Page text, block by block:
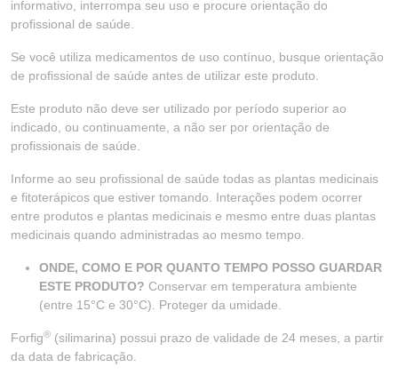
informativo, interrompa seu uso e procure orientação do
profissional de saúde.
Se você utiliza medicamentos de uso contínuo, busque orientação
de profissional de saúde antes de utilizar este produto.
Este produto não deve ser utilizado por período superior ao
indicado, ou continuamente, a não ser por orientação de
profissionais de saúde.
Informe ao seu profissional de saúde todas as plantas medicinais
e fitoterápicos que estiver tomando. Interações podem ocorrer
entre produtos e plantas medicinais e mesmo entre duas plantas
medicinais quando administradas ao mesmo tempo.
ONDE, COMO E POR QUANTO TEMPO POSSO GUARDAR
ESTE PRODUTO? Conservar em temperatura ambiente
(entre 15°C e 30°C). Proteger da umidade.
Forfig® (silimarina) possui prazo de validade de 24 meses, a partir
da data de fabricação.